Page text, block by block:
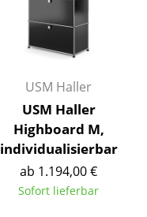
USM Haller
USM Haller
Highboard M,
individualisierbar
ab 1.194,00 €
Sofort lieferbar